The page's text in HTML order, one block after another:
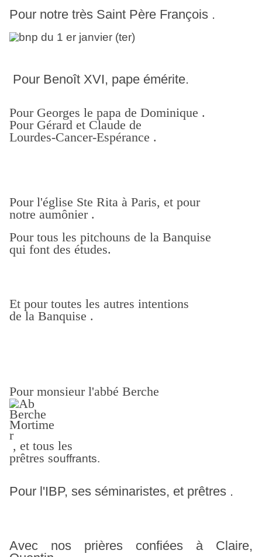
Pour notre très Saint Père François .
Pour Benoît XVI, pape émérite.
Pour Georges le papa de Dominique .
Pour Gérard et Claude de
Lourdes-Cancer-Espérance .
Pour l'église Ste Rita à Paris, et pour
notre aumônier .
Pour tous les pitchouns de la Banquise
qui font des études.
Et pour toutes les autres intentions
de la Banquise .
Pour monsieur l'abbé Berche
, et tous les
prêtres souffrants.
Pour l'IBP, ses séminaristes, et prêtres .
Avec nos prières confiées à Claire,